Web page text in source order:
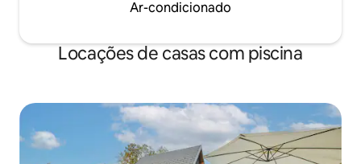
Ar-condicionado
Locações de casas com piscina